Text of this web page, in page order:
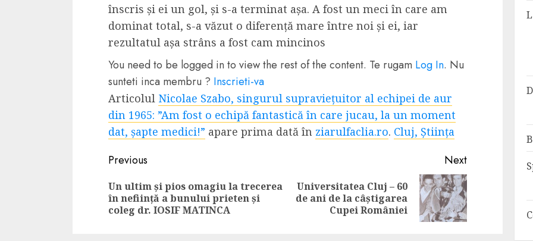
înscris și ei un gol, și s-a terminat așa. A fost un meci în care am
dominat total, s-a văzut o diferență mare între noi și ei, iar
rezultatul așa strâns a fost cam mincinos
You need to be logged in to view the rest of the content. Te rugam Log In. Nu
sunteti inca membru ? Inscrieti-va
Articolul Nicolae Szabo, singurul supraviețuitor al echipei de aur
din 1965: ”Am fost o echipă fantastică în care jucau, la un moment
dat, șapte medici!” apare prima dată în ziarulfaclia.ro. Cluj, Știința
Continue
Reading
Previous
Previous
Un ultim și pios omagiu la trecerea
în neființă a bunului prieten și
coleg dr. IOSIF MATINCA
Next
Next
Universitatea Cluj – 60
de ani de la câștigarea
Cupei României